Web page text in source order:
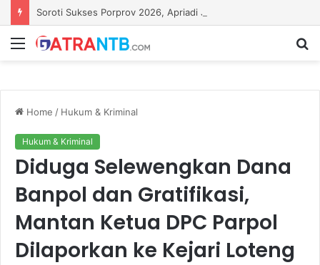
Menu
Home / Hukum & Kriminal
Hukum & Kriminal
Diduga Selewengkan Dana
Banpol dan Gratifikasi,
Mantan Ketua DPC Parpol
Dilaporkan ke Kejari Loteng